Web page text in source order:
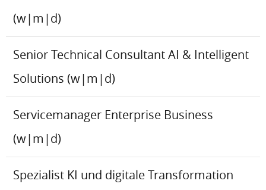
(w|m|d)
Senior Technical Consultant AI & Intelligent
Solutions (w|m|d)
Servicemanager Enterprise Business
(w|m|d)
Spezialist KI und digitale Transformation